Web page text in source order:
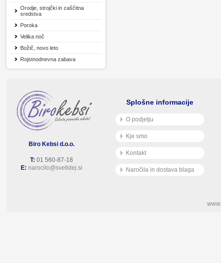
Orodje, strojčki in zaščitna
sredstva
Poroka
Velika noč
Božič, novo leto
Rojstnodnevna zabava
Biro Kebsi d.o.o.
T: 01 560-87-18
E: narocilo@svetidej.si
Splošne informacije
O podjetju
Kje smo
Kontakt
Naročila in dostava blaga